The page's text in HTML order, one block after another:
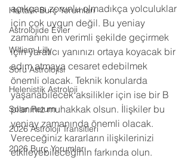
Haftalık Burç Yorumları
Astrolojide Evler
William Lilly
Soru Astrolojisi
Helenistik Astroloji
Solar Return
2026 Astroloji Transitleri
2026 Burç Yorumları
açıkçası zorunlu olmadıkça yolculuklar
için çok uygun değil. Bu yeniay
zamanını en verimli şekilde geçirmek
için yaratıcı yanınızı ortaya koyacak bir
adım atmaya cesaret edebilmek
önemli olacak. Teknik konularda
yaşanabilecek aksilikler için ise bir B
planınız muhakkak olsun. İlişkiler bu
yeniay zamanında önemli olacak.
Vereceğiniz kararların ilişkilerinizi
etkileyebileceğinin farkında olun.